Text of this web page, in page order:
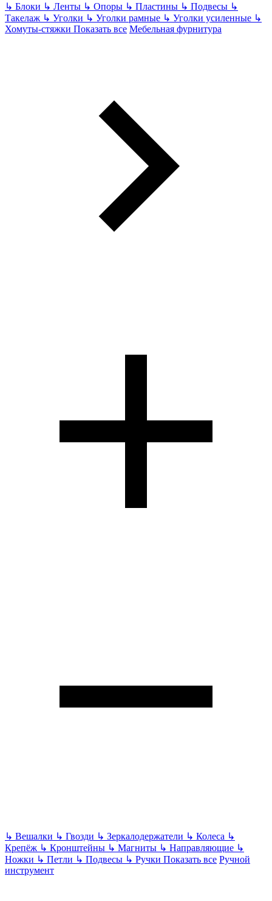
↳ Блоки ↳ Ленты ↳ Опоры ↳ Пластины ↳ Подвесы ↳
Такелаж ↳ Уголки ↳ Уголки рамные ↳ Уголки усиленные ↳
Хомуты-стяжки Показать все Мебельная фурнитура
↳ Вешалки ↳ Гвозди ↳ Зеркалодержатели ↳ Колеса ↳
Крепёж ↳ Кронштейны ↳ Магниты ↳ Направляющие ↳
Ножки ↳ Петли ↳ Подвесы ↳ Ручки Показать все Ручной
инструмент